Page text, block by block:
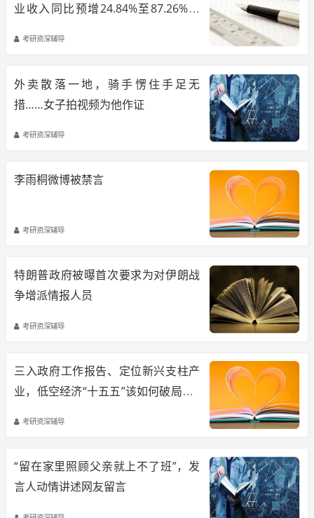
业收入同比预增24.84%至87.26%，
考研资深辅导
外卖散落一地，骑手愣住手足无
措……女子拍视频为他作证
考研资深辅导
李雨桐微博被禁言
考研资深辅导
特朗普政府被曝首次要求为对伊朗战
争增派情报人员
考研资深辅导
三入政府工作报告、定位新兴支柱产
业，低空经济“十五五”该如何破局？|
考研资深辅导
“留在家里照顾父亲就上不了班”，发
言人动情讲述网友留言